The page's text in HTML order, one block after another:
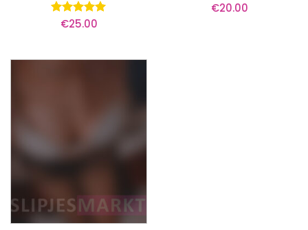
Waardering
€25.00
€20.00